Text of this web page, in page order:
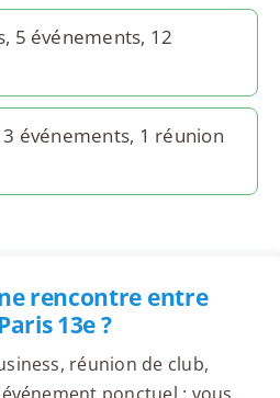
5 événements, 12
3 événements, 1 réunion
rencontre entre
13e ?
réunion de club,